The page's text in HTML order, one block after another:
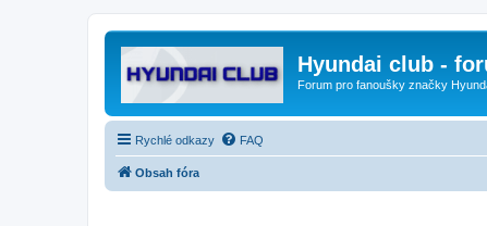
Hyundai club -
Forum pro fanoušky značky
Rychlé odkazy FAQ
Obsah fóra